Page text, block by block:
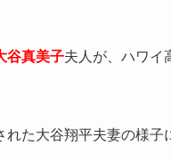
谷真美子夫人が、ハワイ
た大谷翔平夫妻の様子